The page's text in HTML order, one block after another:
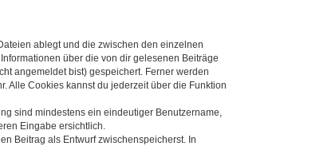
ablegt und die zwischen den einzelnen
über die von dir gelesenen Beiträge
angemeldet bist) gespeichert. Ferner werden
Alle Cookies kannst du jederzeit über die Funktion
sind mindestens ein eindeutiger Benutzername,
Eingabe ersichtlich.
Beitrag als Entwurf zwischenspeicherst. In